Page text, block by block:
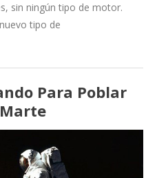
sin ningún tipo de motor.
tipo de
Para Poblar